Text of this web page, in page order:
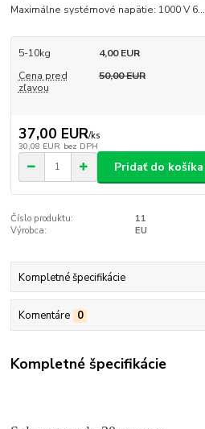
Maximálne systémové napätie: 1000 V 6...
5-10kg
4,00 EUR
Cena pred
zľavou
50,00 EUR
37,00 EUR/ks
30,08 EUR bez DPH
Pridať do košíka
Číslo produktu:
11
Výrobca:
EU
Kompletné špecifikácie
Komentáre 0
Kompletné špecifikácie